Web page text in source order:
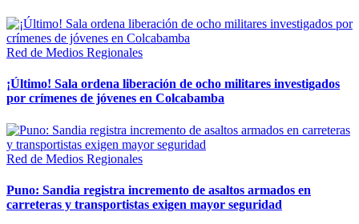
Red de Medios Regionales
¡Último! Sala ordena liberación de ocho militares investigados
por crímenes de jóvenes en Colcabamba
Red de Medios Regionales
Puno: Sandia registra incremento de asaltos armados en
carreteras y transportistas exigen mayor seguridad